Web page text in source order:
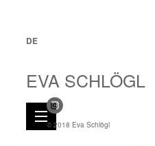
DE
EVA SCHLÖGL
© 2018 Eva Schlögl